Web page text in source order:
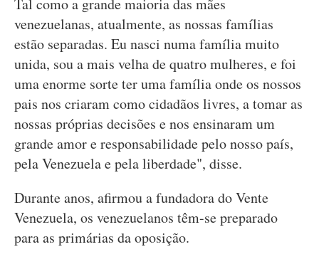
Tal como a grande maioria das mães
venezuelanas, atualmente, as nossas famílias
estão separadas. Eu nasci numa família muito
unida, sou a mais velha de quatro mulheres, e foi
uma enorme sorte ter uma família onde os nossos
pais nos criaram como cidadãos livres, a tomar as
nossas próprias decisões e nos ensinaram um
grande amor e responsabilidade pelo nosso país,
pela Venezuela e pela liberdade", disse.
Durante anos, afirmou a fundadora do Vente
Venezuela, os venezuelanos têm-se preparado
para as primárias da oposição.